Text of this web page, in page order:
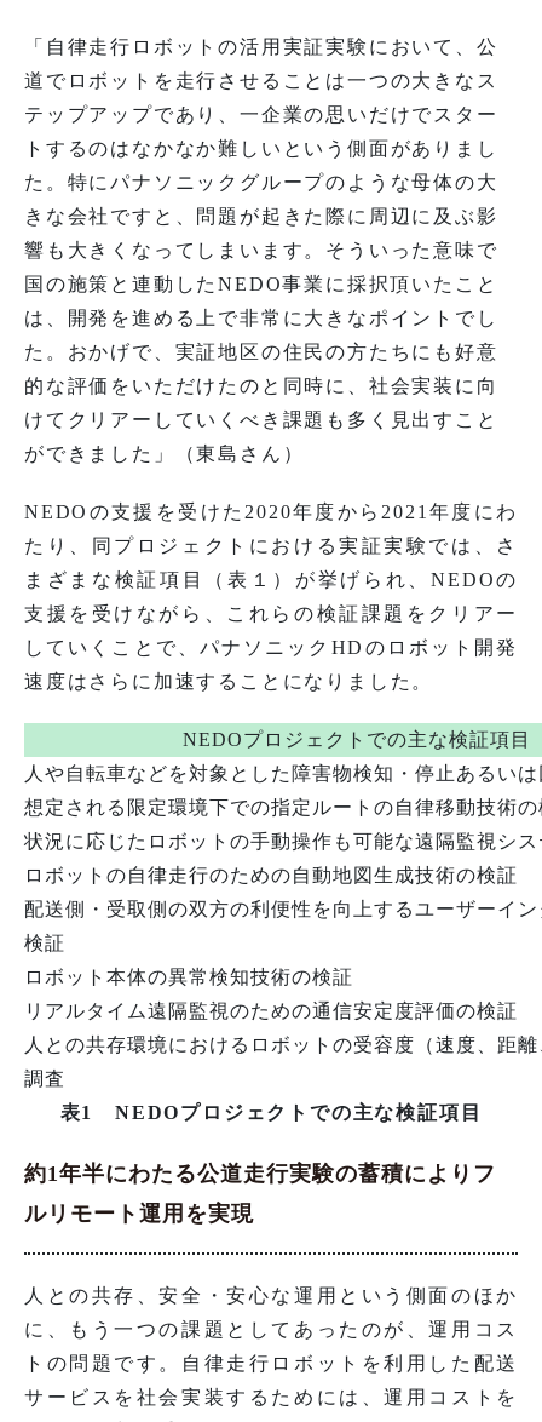
「自律走行ロボットの活用実証実験において、公
道でロボットを走行させることは一つの大きなス
テップアップであり、一企業の思いだけでスター
トするのはなかなか難しいという側面がありまし
た。特にパナソニックグループのような母体の大
きな会社ですと、問題が起きた際に周辺に及ぶ影
響も大きくなってしまいます。そういった意味で
国の施策と連動したNEDO事業に採択頂いたこと
は、開発を進める上で非常に大きなポイントでし
た。おかげで、実証地区の住民の方たちにも好意
的な評価をいただけたのと同時に、社会実装に向
けてクリアーしていくべき課題も多く見出すこと
ができました」（東島さん）
NEDOの支援を受けた2020年度から2021年度にわ
たり、同プロジェクトにおける実証実験では、さ
まざまな検証項目（表１）が挙げられ、NEDOの
支援を受けながら、これらの検証課題をクリアー
していくことで、パナソニックHDのロボット開発
速度はさらに加速することになりました。
NEDOプロジェクトでの主な検証項目
人や自転車などを対象とした障害物検知・停止あるい
想定される限定環境下での指定ルートの自律移動技術
状況に応じたロボットの手動操作も可能な遠隔監視シ
ロボットの自律走行のための自動地図生成技術の検証
配送側・受取側の双方の利便性を向上するユーザーイ
検証
ロボット本体の異常検知技術の検証
リアルタイム遠隔監視のための通信安定度評価の検証
人との共存環境におけるロボットの受容度（速度、距
調査
表1 NEDOプロジェクトでの主な検証項目
約1年半にわたる公道走行実験の蓄積によりフ
ルリモート運用を実現
人との共存、安全・安心な運用という側面のほか
に、もう一つの課題としてあったのが、運用コス
トの問題です。自律走行ロボットを利用した配送
サービスを社会実装するためには、運用コストを